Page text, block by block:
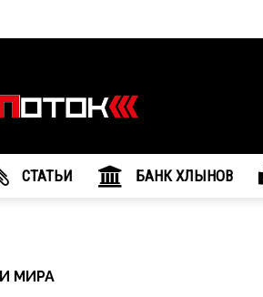
агентство
"МедиаПоток"
CТАТЬИ БАНК ХЛЫНОВ
МИРА